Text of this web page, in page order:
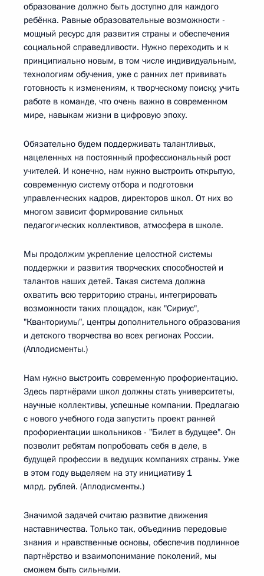
образование должно быть доступно для каждого
ребёнка. Равные образовательные возможности -
мощный ресурс для развития страны и обеспечения
социальной справедливости. Нужно переходить и к
принципиально новым, в том числе индивидуальным,
технологиям обучения, уже с ранних лет прививать
готовность к изменениям, к творческому поиску, учить
работе в команде, что очень важно в современном
мире, навыкам жизни в цифровую эпоху.
Обязательно будем поддерживать талантливых,
нацеленных на постоянный профессиональный рост
учителей. И конечно, нам нужно выстроить открытую,
современную систему отбора и подготовки
управленческих кадров, директоров школ. От них во
многом зависит формирование сильных
педагогических коллективов, атмосфера в школе.
Мы продолжим укрепление целостной системы
поддержки и развития творческих способностей и
талантов наших детей. Такая система должна
охватить всю территорию страны, интегрировать
возможности таких площадок, как "Сириус",
"Кванториумы", центры дополнительного образования
и детского творчества во всех регионах России.
(Аплодисменты.)
Нам нужно выстроить современную профориентацию.
Здесь партнёрами школ должны стать университеты,
научные коллективы, успешные компании. Предлагаю
с нового учебного года запустить проект ранней
профориентации школьников - "Билет в будущее". Он
позволит ребятам попробовать себя в деле, в
будущей профессии в ведущих компаниях страны. Уже
в этом году выделяем на эту инициативу 1
млрд. рублей. (Аплодисменты.)
Значимой задачей считаю развитие движения
наставничества. Только так, объединив передовые
знания и нравственные основы, обеспечив подлинное
партнёрство и взаимопонимание поколений, мы
сможем быть сильными.